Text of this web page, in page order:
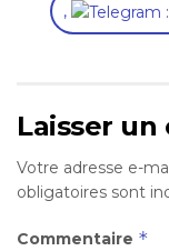
,
Laisser
Votre adresse e-
obligatoires sont
Commentaire *